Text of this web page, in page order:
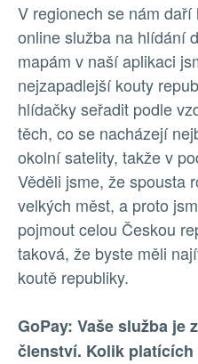
V regionech se nám
online služba na hlídání
mapám v naší aplikaci
nejzapadlejší kouty
hlídačky seřadit podle
těch, co se nacházejí
okolní satelity, takže v
Věděli jsme, že spousta
velkých měst, a proto
pojmout celou Českou
taková, že byste měli
koutě republiky.
GoPay: Vaše služba je
členství. Kolik platících